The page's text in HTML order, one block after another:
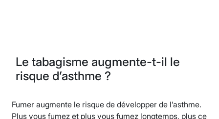
Le tabagisme augmente-t-il le
risque d’asthme ?
Fumer augmente le risque de développer de l’asthme.
Plus vous fumez et plus vous fumez longtemps, plus ce